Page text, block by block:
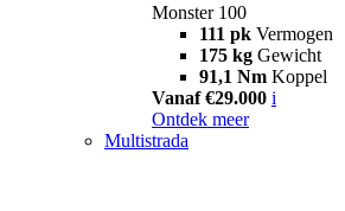
Monster 100
111 pk Vermogen
175 kg Gewicht
91,1 Nm Koppel
Vanaf €29.000 i
Ontdek meer
Multistrada